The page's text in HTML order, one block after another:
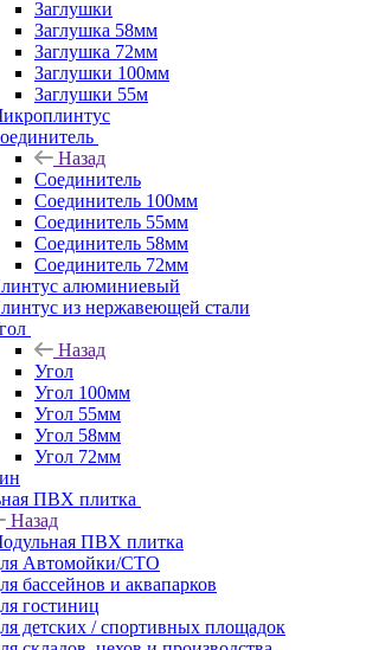
Заглушки
Заглушка 58мм
Заглушка 72мм
Заглушки 100мм
Заглушки 55м
Назад
Соединитель
Соединитель 100мм
Соединитель 55мм
Соединитель 58мм
Соединитель 72мм
алюминиевый
из нержавеющей стали
Назад
Угол
Угол 100мм
Угол 55мм
Угол 58мм
Угол 72мм
ПВХ плитка
Назад
ПВХ плитка
Автомойки/СТО
бассейнов и аквапарков
гостиниц
детских / спортивных площадок